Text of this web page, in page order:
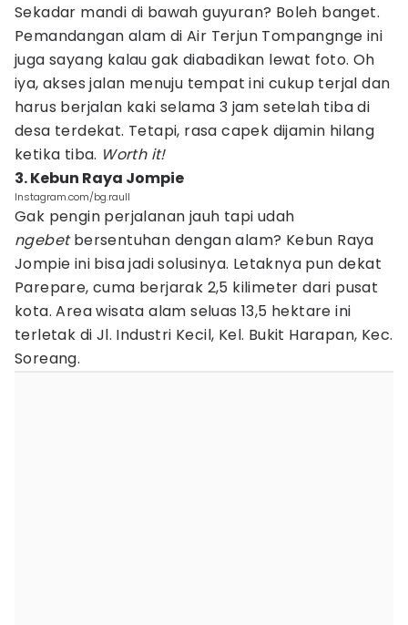
Sekadar mandi di bawah guyuran? Boleh banget.
Pemandangan alam di Air Terjun Tompangnge ini
juga sayang kalau gak diabadikan lewat foto. Oh
iya, akses jalan menuju tempat ini cukup terjal dan
harus berjalan kaki selama 3 jam setelah tiba di
desa terdekat. Tetapi, rasa capek dijamin hilang
ketika tiba. Worth it!
3. Kebun Raya Jompie
Instagram.com/bg.raull
Gak pengin perjalanan jauh tapi udah
ngebetbersentuhan dengan alam? Kebun Raya
Jompie ini bisa jadi solusinya. Letaknya pun dekat
Parepare, cuma berjarak 2,5 kilimeter dari pusat
kota. Area wisata alam seluas 13,5 hektare ini
terletak di Jl. Industri Kecil, Kel. Bukit Harapan, Kec.
Soreang.